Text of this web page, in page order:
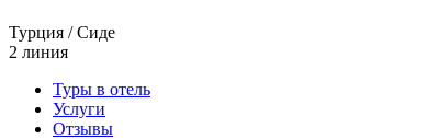
Турция / Сиде
2 линия
Туры в отель
Услуги
Отзывы